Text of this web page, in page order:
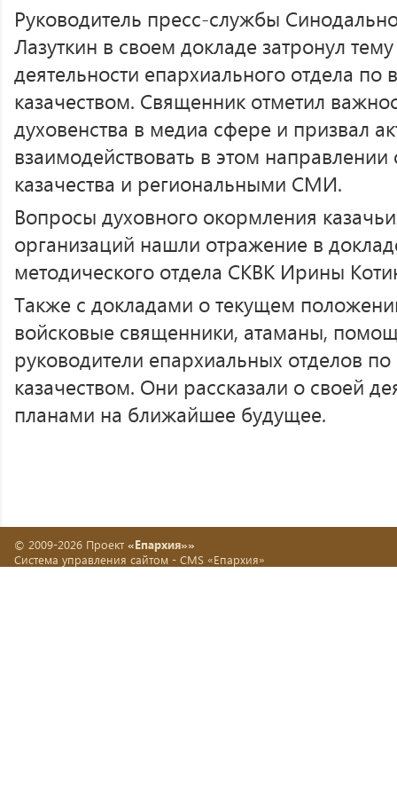
Руководитель пресс-службы
Лазуткин в своем докладе затронул
деятельности епархиального отдела по
казачеством. Священник отметил
духовенства в медиа сфере и призвал
взаимодействовать в этом направлении
казачества и региональными СМИ.
Вопросы духовного окормления
организаций нашли отражение в
методического отдела СКВК Ирины
Также с докладами о текущем
войсковые священники, атаманы,
руководители епархиальных отделов
казачеством. Они рассказали о своей
планами на ближайшее будущее.
© 2009-2026 Проект «Епархия»»
Система управления сайтом - CMS «Епархия»